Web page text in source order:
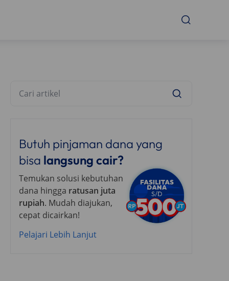
Butuh pinjaman dana yang
bisa langsung cair?
Temukan solusi kebutuhan
dana hingga ratusan juta
rupiah. Mudah diajukan,
cepat dicairkan!
Pelajari Lebih Lanjut